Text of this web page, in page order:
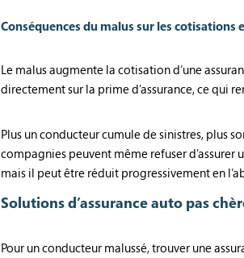
Conséquences du malus sur les cotisations
Le malus augmente la cotisation d’une
directement sur la prime d’assurance, ce qui
Plus un conducteur cumule de sinistres, plus
compagnies peuvent même refuser
mais il peut être réduit progressivement en
Solutions d’assurance auto pas
Pour un conducteur malussé, trouver une